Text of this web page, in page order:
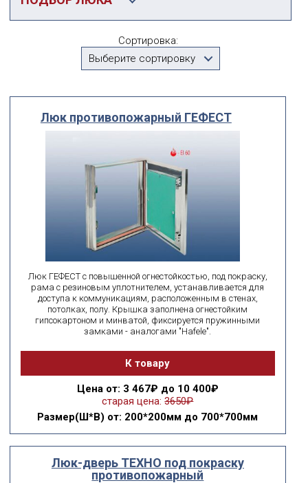
Противопожарные люки под покраску
Выберите...
мм
поиск по id
искать по id
ВЫ ИЩЕТЕ:
Сбросить фильтр подобрать
Сортировка:
Выберите сортировку
Люк противопожарный ГЕФЕСТ
Люк ГЕФЕСТ с повышенной огнестойкостью, под покраску,
рама с резиновым уплотнителем, устанавливается для
доступа к коммуникациям, расположенным в стенах,
потолках, полу. Крышка заполнена огнестойким
гипсокартоном и минватой, фиксируется пружинными
замками - аналогами "Hafele".
К товару
Ценаот: 3 467₽ до 10 400₽
старая цена: 3650₽
Размер(Ш*В) от: 200*200мм до 700*700мм
Люк-дверь ТЕХНО под покраску
противопожарный